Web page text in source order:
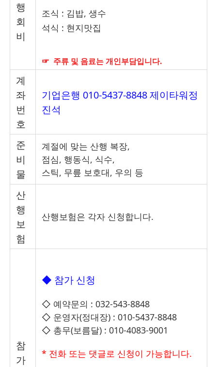
행
회
비
조식 : 김밥, 생수
석식 : 현지맛집
☞ 주류 및 음료는 개인부담입니다.
계
좌
번
호
기업은행 010-5437-8848 제이타워정
진석
준
비
물
계절에 맞는 산행 복장,
점심, 행동식, 식수,
스틱, 무릎 보호대, 우의 등
산
행
보
험
산행보험은 각자 신청합니다.
참
가
◆ 참가 신청
◇ 예약문의 : 032-543-8848
◇ 운영자(정대장) : 010-5437-8848
◇ 총무(보름달) : 010-4083-9001
* 전화 또는 댓글로 신청이 가능합니다.